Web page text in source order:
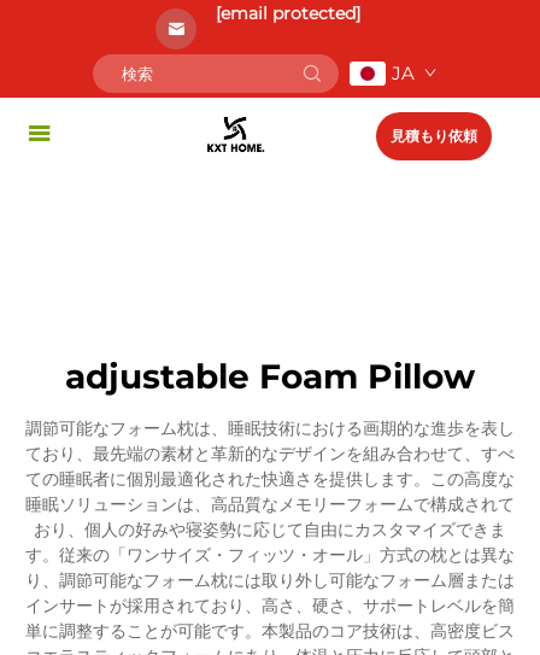
[email protected]
JA
見積もり依頼
adjustable Foam Pillow
調節可能なフォーム枕は、睡眠技術における画期的な進歩を表し
ており、最先端の素材と革新的なデザインを組み合わせて、すべ
ての睡眠者に個別最適化された快適さを提供します。この高度な
睡眠ソリューションは、高品質なメモリーフォームで構成されて
おり、個人の好みや寝姿勢に応じて自由にカスタマイズできま
す。従来の「ワンサイズ・フィッツ・オール」方式の枕とは異な
り、調節可能なフォーム枕には取り外し可能なフォーム層または
インサートが採用されており、高さ、硬さ、サポートレベルを簡
単に調整することが可能です。本製品のコア技術は、高密度ビス